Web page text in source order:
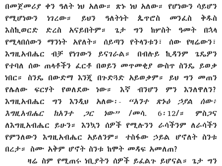
በመጀመሪያ ቀን ዓለት ነህ አለው። ጽኑ ነህ አለው። የሆነውን ሳይሆን
የሚሆነውን ነገረው። ይህን ዓለትነት ጴጥሮስ መንፈስ ቅዱስ
እስኪወርድ ድረስ አናይበትም። ጌታ ግን ከሦስት ዓመት በኋላ
የሚላበሰውን ማንነት አየለት። ሰይጣን የትላንቱን፣ ሰው የዛሬውን፣
እግዚአብሔር ብቻ የነገውን ይናገራል። በብሉይ ኪዳንም ጌዴዎን
የተባለ ሰው ጠላቶችን ፈርቶ በወይን መጥመቂያ ውስጥ ስንዴ ይወቃ
ነበር። ስንዴ በውድማ እንጂ በጉድጓድ አይወቃም። ይህ ግን መጠን
የሌለው ፍርሃት የወለደው ነው። እኛ ብንሆን ምን እንለዋለን?
እግዚአብሔር ግን እንዲህ አለው፡- “አንተ ጽኑዕ ኃያል ሰው፥
እግዚአብሔር ከአንተ ጋር ነው” /መሳ. 6፡12/። ምስጋና
ለእግዚአብሔር ይሁን። እንኳን ሰዎች የሚሉንን ራሳችንም ለራሳችን
የምንለውን እግዚአብሔር አይለንም። ተስፋው ኃይል ሆኖለት ስንቱ
በረታ። ስሙ አቅም ሆኖት ስንቱ ከሞት መዳፍ አመለጠ?
ዛሬ ስም የሚጠሩ ነቢያትን ሰዎች ይፈልጉ ይሆናል። ጌታ ግን